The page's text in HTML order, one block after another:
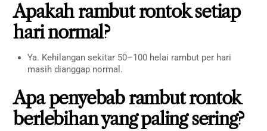
Apakah rambut rontok setiap
hari normal?
Ya. Kehilangan sekitar 50–100 helai rambut per hari
masih dianggap normal.
Apa penyebab rambut rontok
berlebihan yang paling sering?